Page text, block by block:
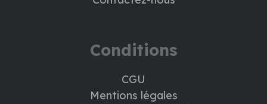
Conditions
CGU
Mentions légales